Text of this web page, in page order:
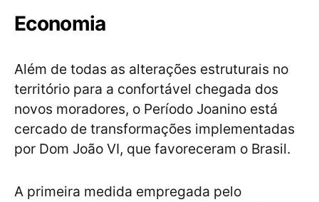
Economia
Além de todas as alterações estruturais no
território para a confortável chegada dos
novos moradores, o Período Joanino está
cercado de transformações implementadas
por Dom João VI, que favoreceram o Brasil.
A primeira medida empregada pelo